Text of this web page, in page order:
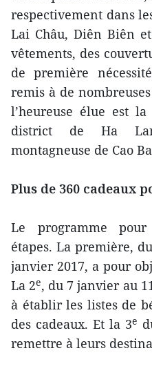
respectivement dans
Lai Châu, Diên Biên
vêtements, des
de première
remis à de
l’heureuse élue est
district de Ha
montagneuse de Cao
Plus de 360 cadeaux
Le programme
étapes. La première,
janvier 2017, a pour
La 2e, du 7 janvier au
à établir les listes de
des cadeaux. Et la 3e
remettre à leurs